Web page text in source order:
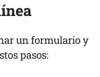
un formulario y
pasos: